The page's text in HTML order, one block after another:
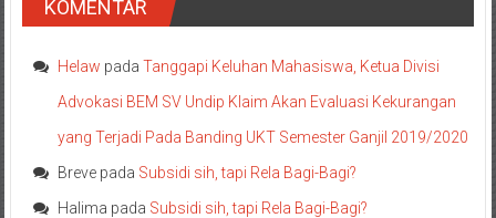
KOMENTAR
Helaw pada Tanggapi Keluhan Mahasiswa, Ketua Divisi
Advokasi BEM SV Undip Klaim Akan Evaluasi Kekurangan
yang Terjadi Pada Banding UKT Semester Ganjil 2019/2020
Brevepada Subsidi sih, tapi Rela Bagi-Bagi?
Halima pada Subsidi sih, tapi Rela Bagi-Bagi?